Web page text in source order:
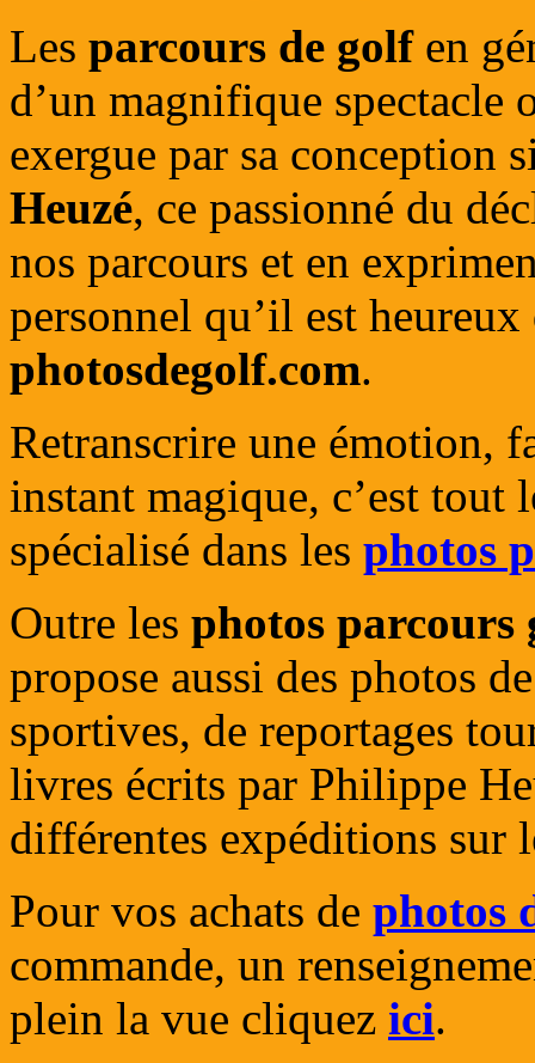
Les parcours de golfen
d’un magnifique spectacle
exergue par sa
Heuzé, ce passionné du
nos parcours et en
personnel qu’il est
photosdegolf.com.
Retranscrire une émotion,
instant magique, c’est tout
spécialisé dans les photos
Outre les photos parcours
propose aussi des photos
sportives, de reportages
livres écrits par Philippe
différentes expéditions sur
Pour vos achats de photos
commande, un
plein la vue cliquez ici.